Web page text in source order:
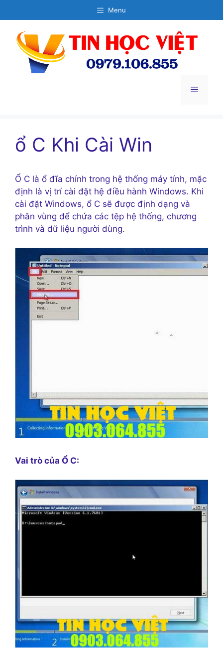
đến
dung
Menu
Menu
ổ C Khi Cài Win
Ổ C là ổ đĩa chính trong hệ thống máy tính, mặc
định là vị trí cài đặt hệ điều hành Windows. Khi
cài đặt Windows, ổ C sẽ được định dạng và
phân vùng để chứa các tệp hệ thống, chương
trình và dữ liệu người dùng.
Vai trò của Ổ C: